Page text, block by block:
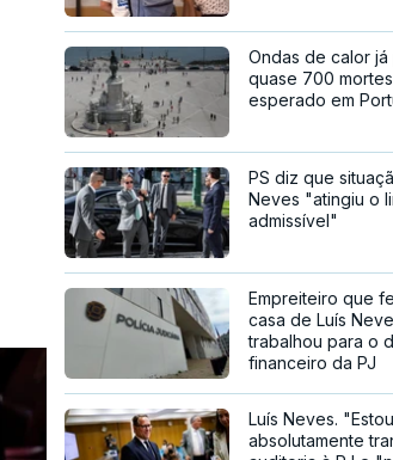
Ondas de calor
quase 700
esperado em
PS diz que
Neves "atingiu o
admissível"
Empreiteiro que
casa de Luís
trabalhou para o
financeiro da PJ
Luís Neves. "Estou
absolutamente